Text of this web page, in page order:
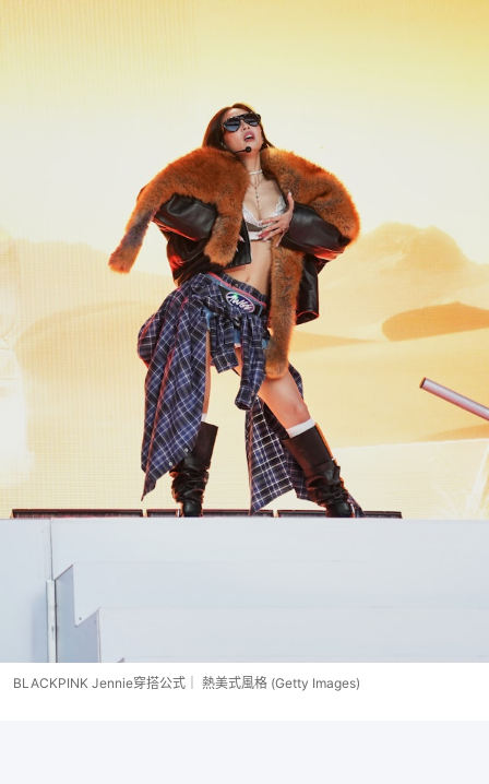
BLACKPINK Jennie穿搭公式｜ 熱美式風格 (Getty Images)